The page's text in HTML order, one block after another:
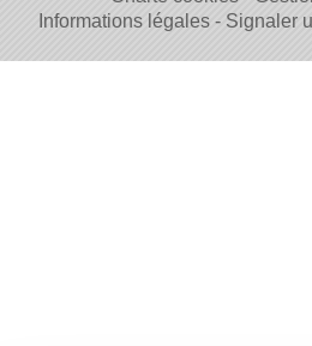
Informations légales
Signaler